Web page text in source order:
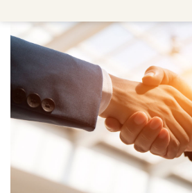
Acheter
Louer
Estimer
Biens vendus